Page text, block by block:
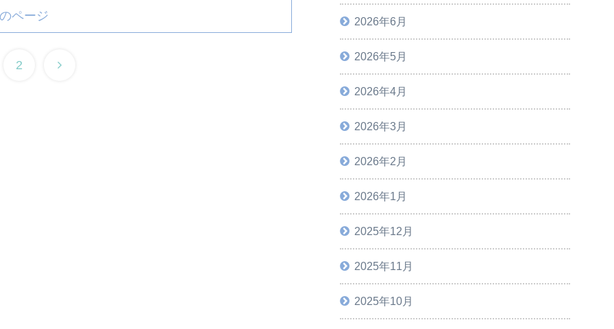
ページ
2
2026年6月
2026年5月
2026年4月
2026年3月
2026年2月
2026年1月
2025年12月
2025年11月
2025年10月